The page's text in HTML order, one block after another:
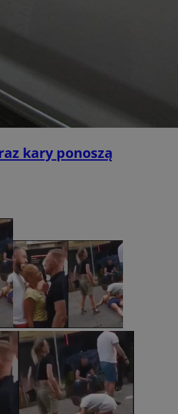
kary ponoszą